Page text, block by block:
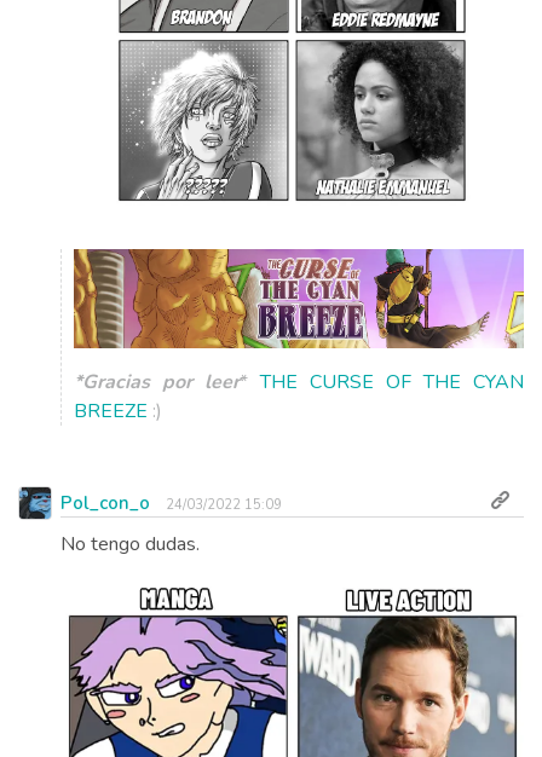
*Gracias por leer*THE CURSE OF THE CYAN
BREEZE :)
Pol_con_o 24/03/2022 15:09
No tengo dudas.